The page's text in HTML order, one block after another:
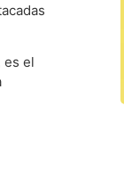
es el